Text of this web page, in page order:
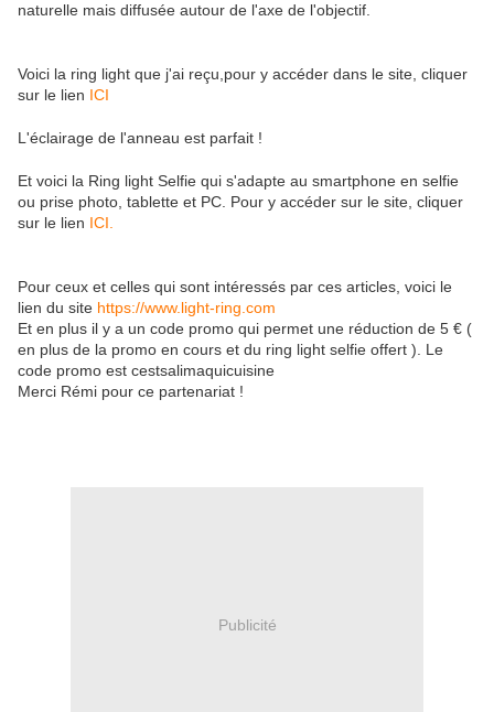
naturelle mais diffusée autour de l'axe de l'objectif.
Voici la ring light que j'ai reçu,pour y accéder dans le site, cliquer
sur le lien ICI
L'éclairage de l'anneau est parfait !
Et voici la Ring light Selfie qui s'adapte au smartphone en selfie
ou prise photo, tablette et PC. Pour y accéder sur le site, cliquer
sur le lien ICI.
Pour ceux et celles qui sont intéressés par ces articles, voici le
lien du site https://www.light-ring.com
Et en plus il y a un code promo qui permet une réduction de 5 € (
en plus de la promo en cours et du ring light selfie offert ). Le
code promo est cestsalimaquicuisine
Merci Rémi pour ce partenariat !
Publicité